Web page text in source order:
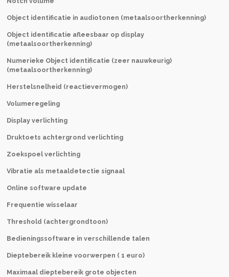
Object identificatie in audiotonen (metaalsoortherkenning)
Object identificatie afleesbaar op display
(metaalsoortherkenning)
Numerieke Object identificatie (zeer nauwkeurig)
(metaalsoortherkenning)
Herstelsnelheid (reactievermogen)
Volumeregeling
Display verlichting
Druktoets achtergrond verlichting
Zoekspoel verlichting
Vibratie als metaaldetectie signaal
Online software update
Frequentie wisselaar
Threshold (achtergrondtoon)
Bedieningssoftware in verschillende talen
Dieptebereik kleine voorwerpen ( 1 euro)
Maximaal dieptebereik grote objecten